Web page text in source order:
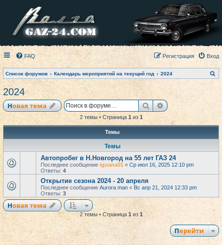
FAQ Вход
Регистрация
Список форумов Календарь мероприятий на текущий год 2024
о
2024
Новая тема ПоискРасширенный
2 темы • Страница 1из 1
Темы
Темы
Автопробег в Н.Новгород на 55 лет ГАЗ 24
Последнее сообщение iguana01 « Ср июл 16, 2025 12:10 pm
Ответы: 4
Открытие сезона 2024 - 20 апреля
Последнее сообщение Aurora man « Вс апр 21, 2024 12:33 pm
Ответы: 3
Новая тема
2 темы • Страница 1из 1
Перейти